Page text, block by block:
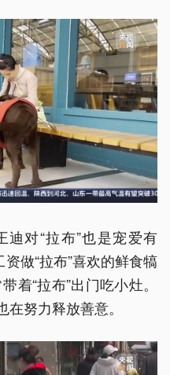
迪对“拉布”也是宠爱有
做“拉布”喜欢的鲜食犒
着“拉布”出门吃小灶。
努力释放善意。